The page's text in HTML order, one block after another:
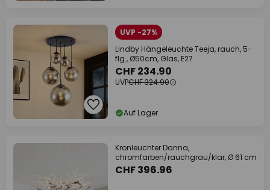
UVP -27%
Lindby Hängeleuchte Teeja, rauch, 5-
flg., Ø50cm, Glas, E27
CHF 234.90
UVPCHF 324.90
Auf Lager
Kronleuchter Danna,
chromfarben/rauchgrau/klar, Ø 61 cm
CHF 396.96